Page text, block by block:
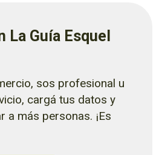
La Guía Esquel
sos profesional u
cargá tus datos y
a más personas. ¡Es